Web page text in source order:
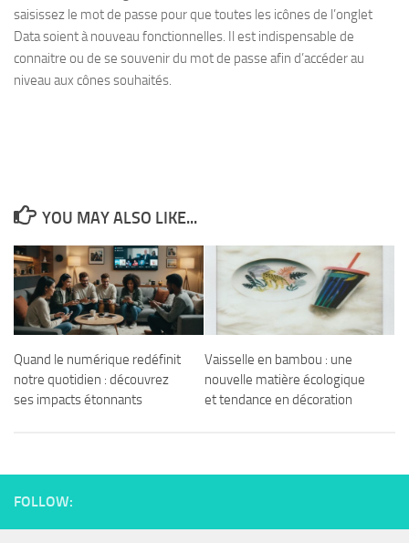
saisissez le mot de passe pour que toutes les icônes de l’onglet
Data soient à nouveau fonctionnelles. Il est indispensable de
connaitre ou de se souvenir du mot de passe afin d’accéder au
niveau aux cônes souhaités.
YOU MAY ALSO LIKE...
Quand le numérique redéfinit
notre quotidien : découvrez
ses impacts étonnants
Vaisselle en bambou : une
nouvelle matière écologique
et tendance en décoration
FOLLOW: